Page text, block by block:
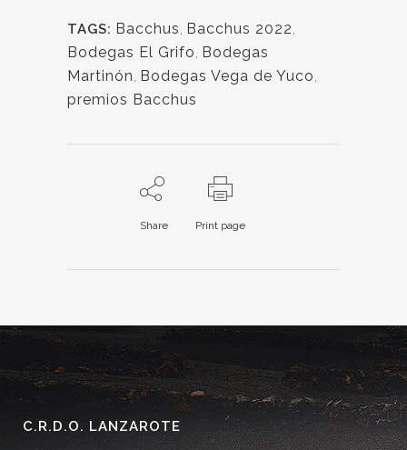
TAGS: Bacchus, Bacchus 2022,
Bodegas El Grifo, Bodegas
Martinón, Bodegas Vega de Yuco,
premios Bacchus
Share Print page
C.R.D.O. LANZAROTE